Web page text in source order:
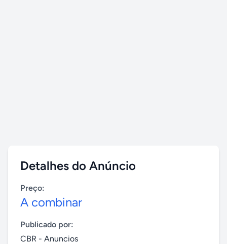
Detalhes do Anúncio
Preço:
A combinar
Publicado por:
CBR - Anuncios